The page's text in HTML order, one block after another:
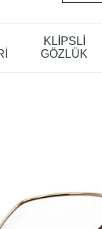
KLİPSLİ
GÖZLÜK